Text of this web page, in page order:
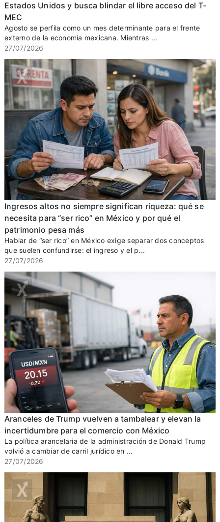
Estados Unidos y busca blindar el libre acceso del T-
MEC
Agosto se perfila como un mes determinante para el frente
externo de la economía mexicana. Mientras ...
27/07/2026
Ingresos altos no siempre significan riqueza: qué se
necesita para “ser rico” en México y por qué el
patrimonio pesa más
Hablar de “ser rico” en México exige separar dos conceptos
que suelen confundirse: el ingreso y el p...
27/07/2026
Aranceles de Trump vuelven a tambalear y elevan la
incertidumbre para el comercio con México
La política arancelaria de la administración de Donald Trump
volvió a cambiar de carril jurídico en ...
27/07/2026